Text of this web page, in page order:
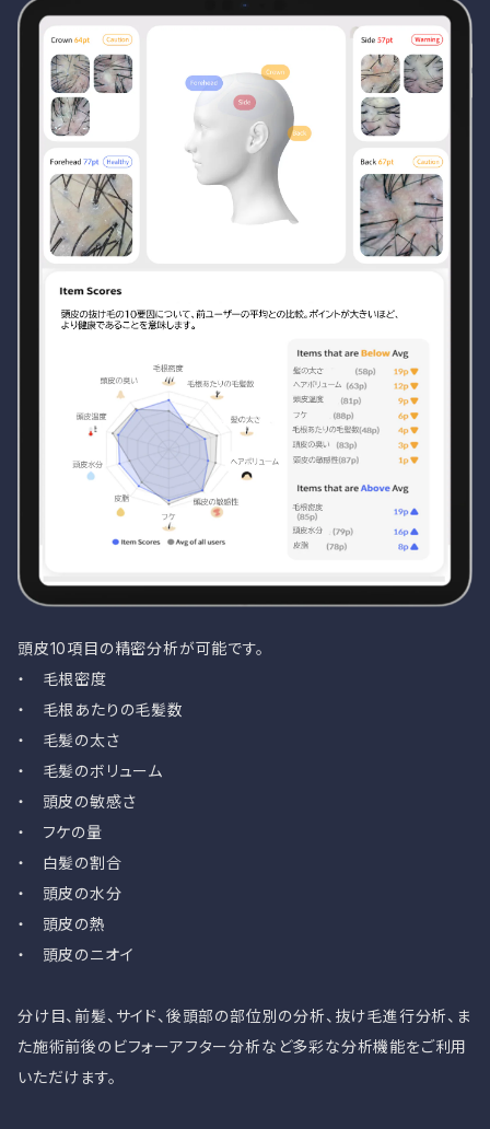
頭皮10項目の精密分析が可能です。
・ 毛根密度
・ 毛根あたりの毛髪数
・ 毛髪の太さ
・ 毛髪のボリューム
・ 頭皮の敏感さ
・ フケの量
・ 白髪の割合
・ 頭皮の水分
・ 頭皮の熱
・ 頭皮のニオイ
分け目、前髪、サイド、後頭部の部位別の分析、抜け毛進行分析、ま
た施術前後のビフォーアフター分析など多彩な分析機能をご利用
いただけます。